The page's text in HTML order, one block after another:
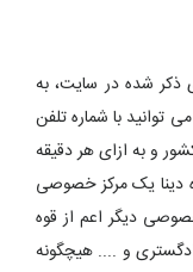
ذکر شده در سایت، به
توانید با شماره تلفن
کشور و به ازای هر دقیقه
دینا یک مرکز خصوصی
دیگر اعم از قوه
و .... هیچگونه